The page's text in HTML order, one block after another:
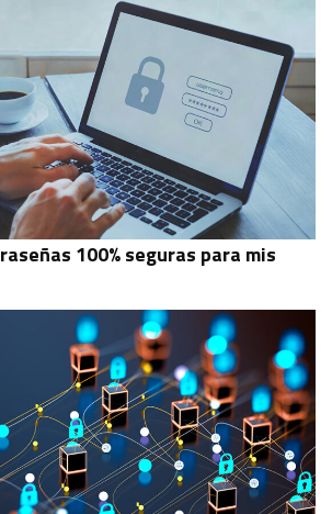
100% seguras para mis